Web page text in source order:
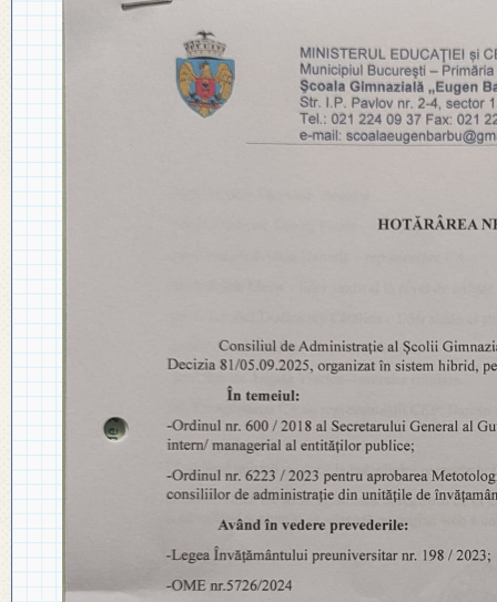
◎ PROFESORI LA CLASE
◎ DECLARAȚII INTERESE
◎ TRANSPARENTA VENITURI ◎ 2025